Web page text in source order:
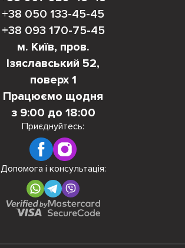
+38 050 133-45-45
+38 093 170-75-45
м. Київ, пров.
Ізяславський 52,
поверх 1
Працюємо щодня
з 9:00 до 18:00
Приєднуйтесь:
Допомога і консультація: